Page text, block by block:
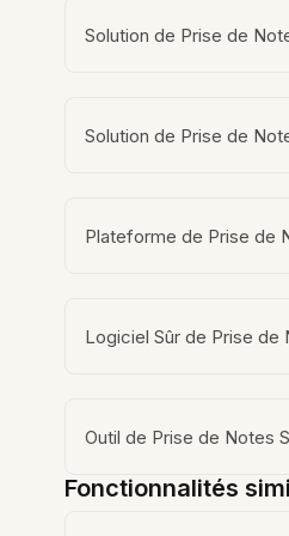
Solution de Prise de
Solution de Prise de
Plateforme de Prise de
Logiciel Sûr de Prise de
Outil de Prise de Notes
Fonctionnalités